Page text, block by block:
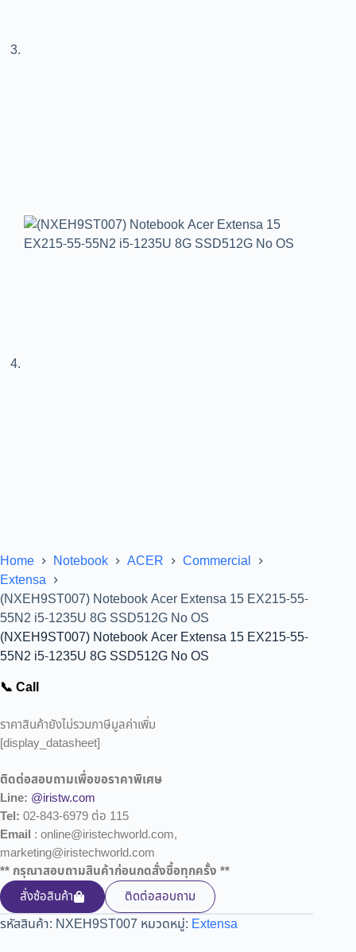
Home Notebook ACER
Commercial
Extensa
(NXEH9ST007) Notebook Acer Extensa 15 EX215-55-
55N2 i5-1235U 8G SSD512G No OS
(NXEH9ST007) Notebook Acer Extensa 15 EX215-55-
55N2 i5-1235U 8G SSD512G No OS
📞 Call
ราคาสินค้ายังไม่รวมภาษีมูลค่าเพิ่ม
[display_datasheet]
ติดต่อสอบถามเพื่อขอราคาพิเศษ
Line: @iristw.com
Tel: 02-843-6979 ต่อ 115
Email : online@iristechworld.com,
marketing@iristechworld.com
** กรุณาสอบถามสินค้าก่อนกดสั่งซื้อทุกครั้ง **
สั่งซ้อสินค้า
ติดต่อสอบถาม
รหัสสินค้า: NXEH9ST007 หมวดหมู่: Extensa